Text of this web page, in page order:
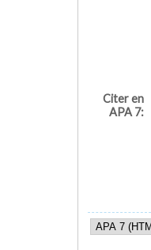
Citer en
APA 7: